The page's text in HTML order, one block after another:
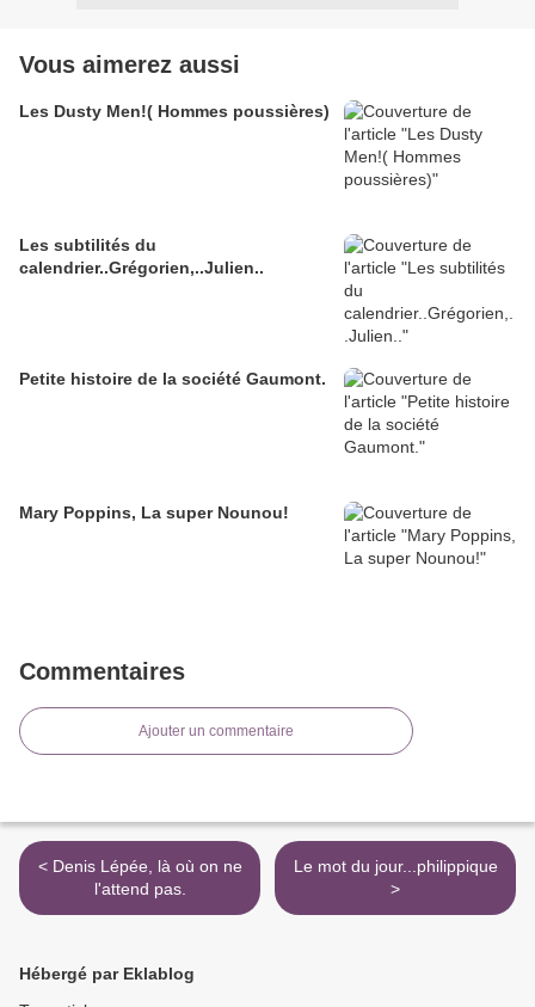
Vous aimerez aussi
Les Dusty Men!( Hommes poussières)
Les subtilités du
calendrier..Grégorien,..Julien..
Petite histoire de la société Gaumont.
Mary Poppins, La super Nounou!
Commentaires
Ajouter un commentaire
< Denis Lépée, là où on ne
l'attend pas.
Le mot du jour...philippique
>
Hébergé par Eklablog